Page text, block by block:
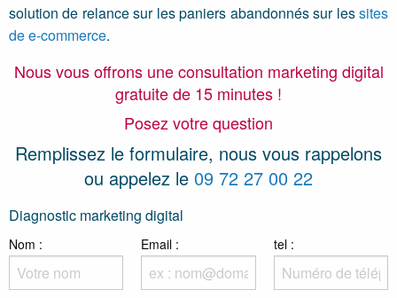
solution de relance sur les paniers abandonnés sur lessites
de e-commerce.
Nous vous offrons une consultation marketing digital
gratuite de 15 minutes !
Posez votre question
Remplissez le formulaire, nous vous rappelons
ou appelez le 09 72 27 00 22
Diagnostic marketing digital
Nom : Email : tel :